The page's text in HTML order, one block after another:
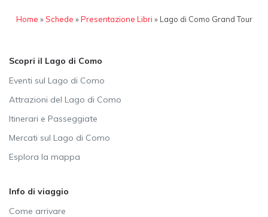
Home »Schede »Presentazione Libri » Lago di Como Grand Tour
Scopri il Lago di Como
Eventi sul Lago di Como
Attrazioni del Lago di Como
Itinerari e Passeggiate
Mercati sul Lago di Como
Esplora la mappa
Info di viaggio
Come arrivare